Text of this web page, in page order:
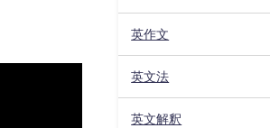
英作文
英文法
英文解釈